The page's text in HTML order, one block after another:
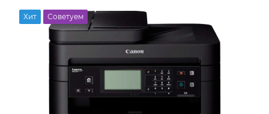
Хит Советуем